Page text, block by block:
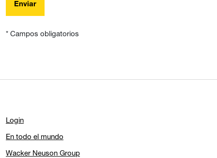
Enviar
* Campos obligatorios
Login
En todo el mundo
Wacker Neuson Group